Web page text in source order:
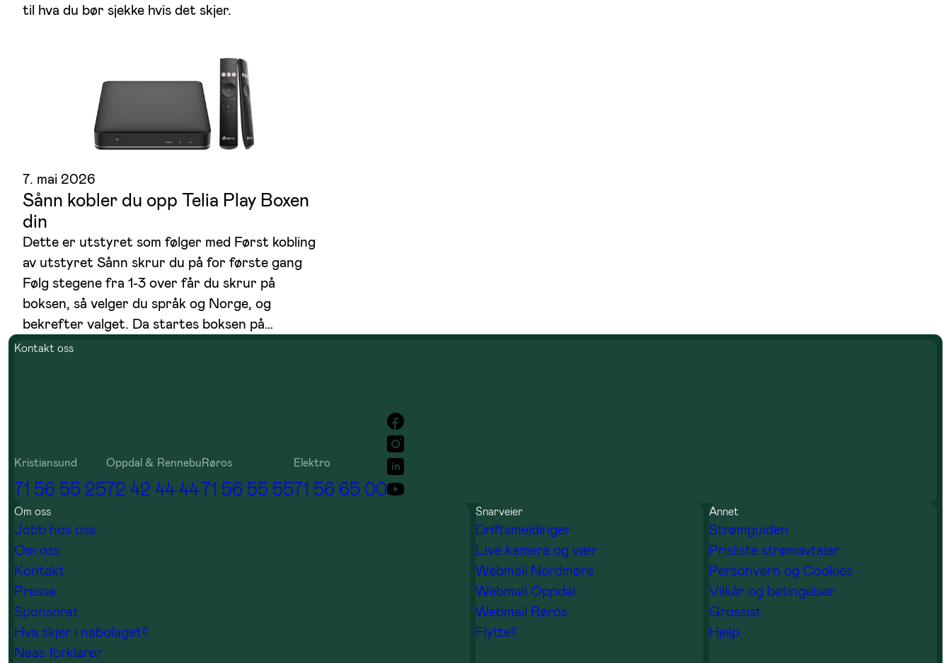
til hva du bør sjekke hvis det skjer.
7. mai 2026
Sånn kobler du opp Telia Play Boxen
din
Dette er utstyret som følger med Først kobling
av utstyret Sånn skrur du på for første gang
Følg stegene fra 1-3 over får du skrur på
boksen, så velger du språk og Norge, og
bekrefter valget. Da startes boksen på…
Kontakt oss
Kristiansund
71 56 55 25
Oppdal & Rennebu
72 42 44 44
Røros
71 56 55 55
Elektro
71 56 65 00
Om oss
Jobb hos oss
Om oss
Kontakt
Presse
Sponsorat
Hva skjer i nabolaget?
Neas forklarer
Snarveier
Driftsmeldinger
Live kamera og vær
Webmail Nordmøre
Webmail Oppdal
Webmail Røros
Flytte?
Annet
Strømguiden
Prisliste strømavtaler
Personvern og Cookies
Vilkår og betingelser
Grossist
Hjelp